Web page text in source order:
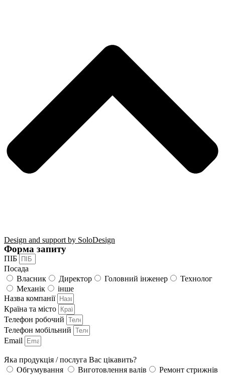
Design and support by SoloDesign
Форма запиту
ПІБ
Посада
Власник
Директор Головний інженер
Технолог
Механік
інше
Назва компанії
Країна та місто
Телефон робочий
Телефон мобільний
Email
Яка продукція / послуга Вас цікавить?
Обгумування
Виготовлення валів
Ремонт стрижнів